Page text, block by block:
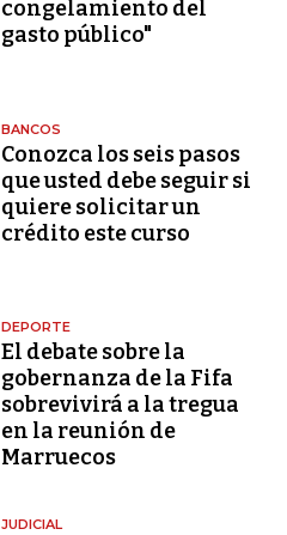
congelamiento del
gasto público"
BANCOS
Conozca los seis pasos
que usted debe seguir si
quiere solicitar un
crédito este curso
DEPORTE
El debate sobre la
gobernanza de la Fifa
sobrevivirá a la tregua
en la reunión de
Marruecos
JUDICIAL